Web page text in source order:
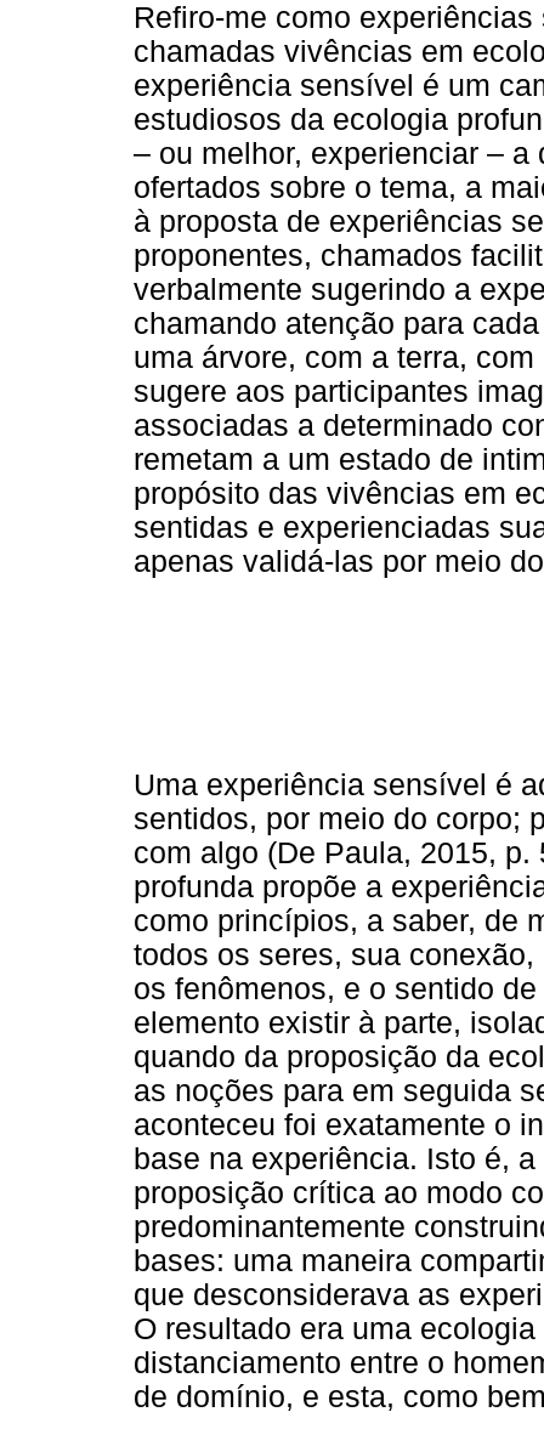
Refiro-me como
chamadas vivências em
experiência sensível é um
estudiosos da ecologia
– ou melhor, experienciar –
ofertados sobre o tema, a
à proposta de experiências
proponentes, chamados
verbalmente sugerindo a
chamando atenção para
uma árvore, com a terra,
sugere aos participantes
associadas a determinado
remetam a um estado de
propósito das vivências em
sentidas e experienciadas
apenas validá-las por meio
Uma experiência sensível é
sentidos, por meio do corpo;
com algo (De Paula, 2015,
profunda propõe a
como princípios, a saber, de
todos os seres, sua
os fenômenos, e o sentido
elemento existir à parte,
quando da proposição da
as noções para em seguida
aconteceu foi exatamente o
base na experiência. Isto é,
proposição crítica ao modo
predominantemente
bases: uma maneira
que desconsiderava as
O resultado era uma
distanciamento entre o
de domínio, e esta, como